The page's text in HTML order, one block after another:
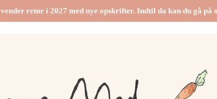
retur i 2027 med nye opskrifter. Indtil da kan du gå